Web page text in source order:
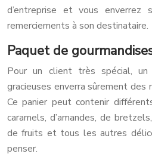
d’entreprise et vous enverrez
remerciements à son destinataire.
Paquet de
Pour un client très spécial, un
gracieuses enverra sûrement des
Ce panier peut contenir
caramels, d’amandes, de
de fruits et tous les autres
penser.